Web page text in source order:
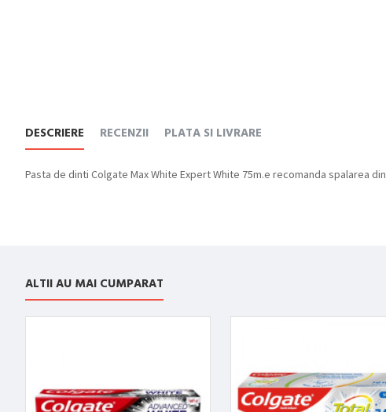
DESCRIERE RECENZII PLATA SI LIVRARE
Pasta de dinti Colgate Max White Expert White 75m.e recomanda spalarea
ALTII AU MAI CUMPARAT